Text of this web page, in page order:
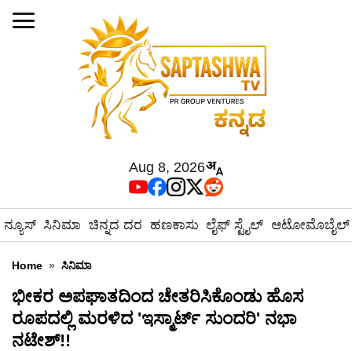
Aug 8, 2026
ನ್ಯೂಸ್ ಸಿನಿಮಾ ಚಿನ್ನದ ದರ ಹಣಕಾಸು ಲೈಫ್ ಸ್ಟೈಲ್ ಆಟೋಮೊಬೈಲ್
Home » ಸಿನಿಮಾ
ಭೀಕರ ಅಪಘಾತದಿಂದ ಚೇತರಿಸಿಕೊಂಡು ಹೊಸ
ರೂಪದಲ್ಲಿ ಮರಳಿದ 'ಇಸ್ಮಾರ್ಟ್ ಸುಂದರಿ' ನಭಾ
ನಟೇಶ್!!